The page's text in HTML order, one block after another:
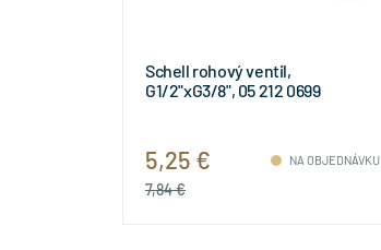
Schell rohový ventil,
G1/2"xG3/8", 05 212 0699
5,25 €
7,84 €
NA OBJEDNÁVKU